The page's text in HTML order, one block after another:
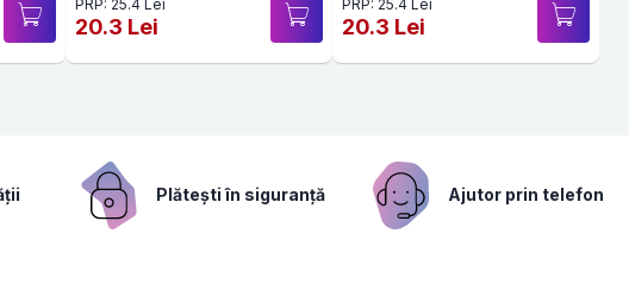
PRP: 25.4 Lei
20.3 Lei
PRP: 25.4 Lei
20.3 Lei
Plătești în siguranță Ajutor prin telefon